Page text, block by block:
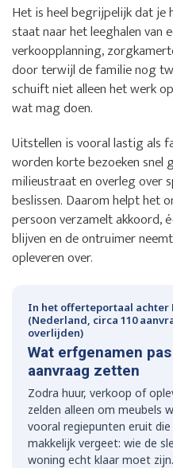
Het is heel begrijpelijk dat je
staat naar het leeghalen van
verkoopplanning,
door terwijl de familie nog
schuift niet alleen het werk
wat mag doen.
Uitstellen is vooral lastig als
worden korte bezoeken snel
milieustraat en overleg over
beslissen. Daarom helpt het
persoon verzamelt akkoord,
blijven en de ontruimer
opleveren over.
In het offerteportaal achter
(Nederland, circa 110
overlijden)
Wat erfgenamen
aanvraag zetten
Zodra huur, verkoop of
zelden alleen om meubels
vooral regiepunten eruit
makkelijk vergeet: wie de
woning echt klaar moet zijn.